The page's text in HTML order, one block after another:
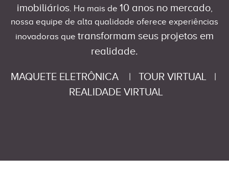
imobiliários. Ha mais de 10 anos no mercado,
nossa equipe de alta qualidade oferece experiências
inovadoras que transformam seus projetos em
realidade.
MAQUETE ELETRÔNICA | TOUR VIRTUAL
|
REALIDADE VIRTUAL